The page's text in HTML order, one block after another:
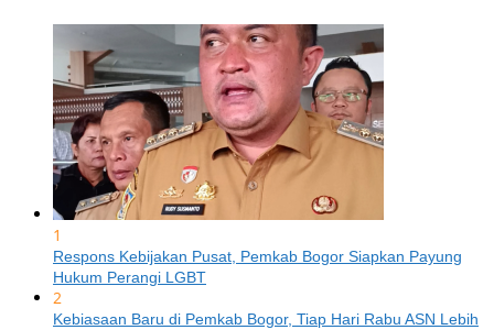
1
Respons Kebijakan Pusat, Pemkab Bogor Siapkan Payung
Hukum Perangi LGBT
2
Kebiasaan Baru di Pemkab Bogor, Tiap Hari Rabu ASN Lebih